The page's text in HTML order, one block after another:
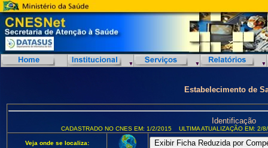
Estabelecimento de
Identificação
CADASTRADO NO CNES EM: 1/2/2015 ULTIMA ATUALIZAÇÃO EM:
Veja onde se localiza: